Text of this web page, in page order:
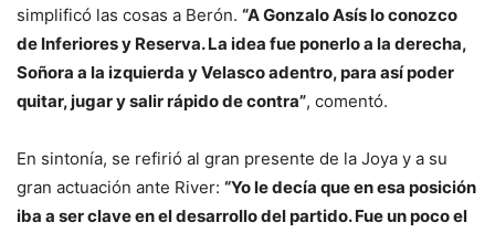
simplificó las cosas a Berón. “A Gonzalo Asís lo conozco
de Inferiores y Reserva. La idea fue ponerlo a la derecha,
Soñora a la izquierda y Velasco adentro, para así poder
quitar, jugar y salir rápido de contra”, comentó.
En sintonía, se refirió al gran presente de la Joya y a su
gran actuación ante River: “Yo le decía que en esa posición
iba a ser clave en el desarrollo del partido. Fue un poco el